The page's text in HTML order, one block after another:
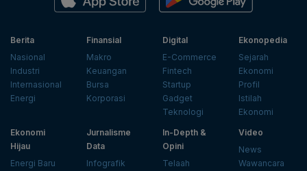
Berita
Nasional
Industri
Internasional
Energi
Finansial
Makro
Keuangan
Bursa
Korporasi
Digital
E-Commerce
Fintech
Startup
Gadget
Teknologi
Ekonopedia
Sejarah
Ekonomi
Profil
Istilah
Ekonomi
Ekonomi
Hijau
Energi Baru
Jurnalisme
Data
Infografik
In-Depth &
Opini
Telaah
Video
News
Wawancara